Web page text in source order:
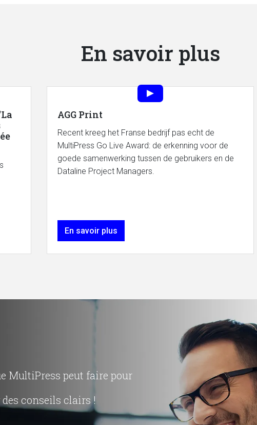
En savoir plus
AGG Print
Recent kreeg het Franse bedrijf pas echt de
MultiPress Go Live Award: de erkenning voor de
goede samenwerking tussen de gebruikers en de
Dataline Project Managers.
En savoir plus
MultiPress peut faire pour
conseils clairs !